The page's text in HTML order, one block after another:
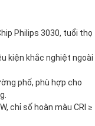
Philips 3030, tuổi thọ
kiện khắc nghiệt ngoài
phố, phù hợp cho
chỉ số hoàn màu CRI ≥